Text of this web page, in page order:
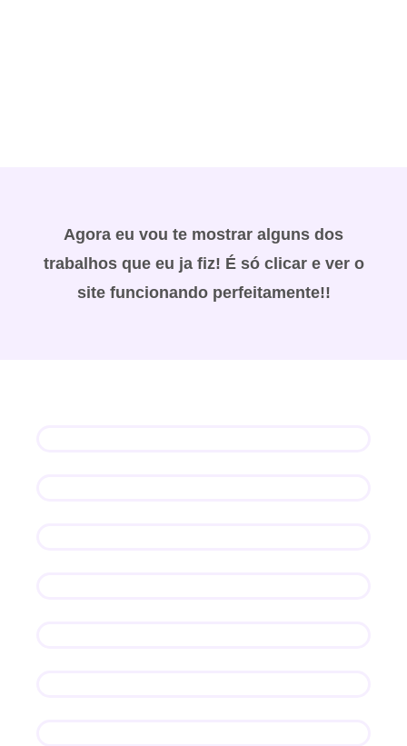
Agora eu vou te mostrar alguns dos
trabalhos que eu ja fiz! É só clicar e ver o
site funcionando perfeitamente!!